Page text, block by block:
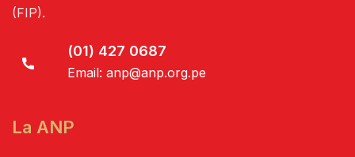
(FIP).
(01) 427 0687
Email: anp@anp.org.pe
La ANP